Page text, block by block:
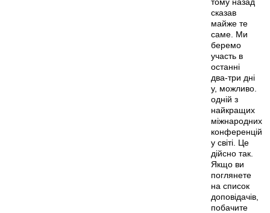
сказав
майже те
саме. Ми
беремо
участь в
останні
два-три дні
у, можливо.
одній з
найкращих
міжнародних
конференцій
у світі. Це
дійсно так.
Якщо ви
поглянете
на список
доповідачів,
побачите